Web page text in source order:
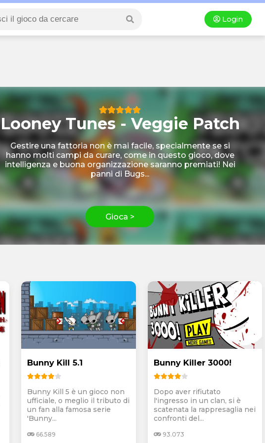
Login
Looney Tunes - Veggie Patch
Gestire una fattoria non è mai facile, specialmente se si
hanno molti campi da curare, come in questo gioco, dove
intelligenza e buona organizzazione saranno premiati! Nei
panni di Bugs...
Gioca >
Bunny Kill 5.1
Bunny Kill 5 è un gioco non
ufficiale, o meglio il tributo di
un fan alla famosa serie
'Bunny...
66.589
Bunny Killer 3000!
Dopo aver rifiutato
l'ingresso in un clan, si è
scatenata la rappresaglia nei
confronti del...
93.073